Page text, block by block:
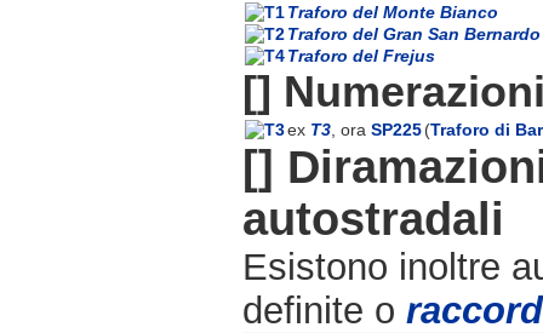
Traforo del Monte Bianco
Traforo del Gran San Bernardo
Traforo del Frejus
[]
ex T3 , ora SP225(Traforo di
[]
autostradali
Esistono inoltre
definite o